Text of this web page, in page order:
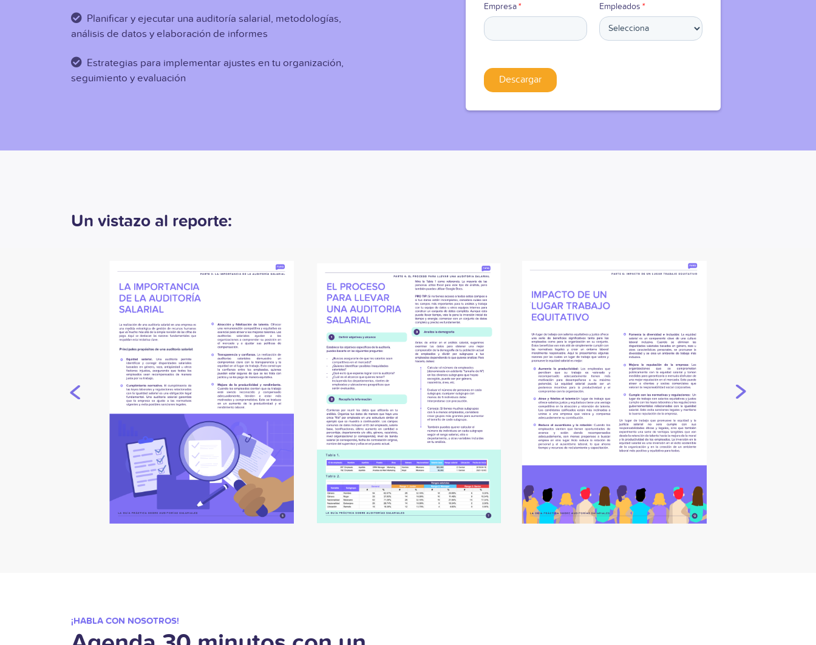
Empresa* Empleados *
Planificar y ejecutar una auditoría salarial, metodologías,
análisis de datos y elaboración de informes
Estrategias para implementar ajustes en tu organización,
seguimiento y evaluación
Un vistazo al reporte:
¡HABLA CON NOSOTROS!